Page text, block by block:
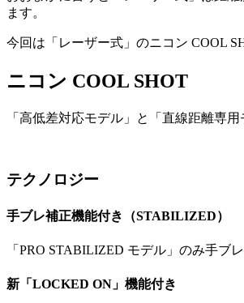
ます。
今回は「レーザー式」のニコン COOL
ニコン COOL SHOT
「高低差対応モデル」と「直線距離専用
テクノロジー
手ブレ補正機能付き（STABILIZED）
「PRO STABILIZED モデル」のみ手ブ
新「LOCKED ON」機能付き